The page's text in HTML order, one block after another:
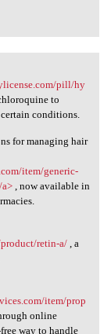
[URL
pill/hy
to
conditions.
for managing hair
item/generic-
, now available in
retin-a/, a
item/prop
online
way to handle